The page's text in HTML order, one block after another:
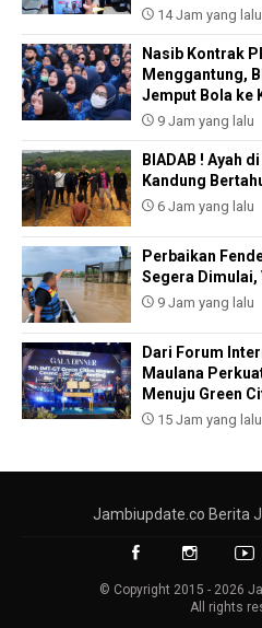
14 Jam yang lalu
Nasib Kontrak
Menggantung,
Jemput Bola ke
9 Jam yang lalu
BIADAB ! Ayah
Kandung
6 Jam yang lalu
Perbaikan
Segera Dimulai,
9 Jam yang lalu
Dari Forum
Maulana
Menuju Green
15 Jam yang lalu
Jambiupdate.co Berita
© Copyright 2015 - 2026
All rights